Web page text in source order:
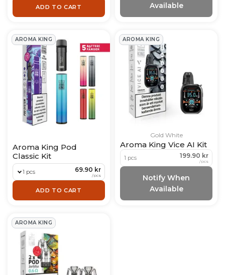
ADD TO CART
Available
AROMA KING
Aroma King Pod
Classic Kit
1 pcs 69.90 kr
/pcs
ADD TO CART
AROMA KING
Gold White
Aroma King Vice AI Kit
1 pcs 199.90 kr
/pcs
Notify When
Available
AROMA KING